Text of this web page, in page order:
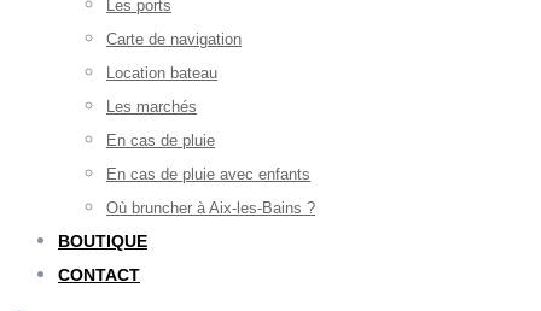
Les ports
Carte de navigation
Location bateau
Les marchés
En cas de pluie
En cas de pluie avec enfants
Où bruncher à Aix-les-Bains ?
BOUTIQUE
CONTACT